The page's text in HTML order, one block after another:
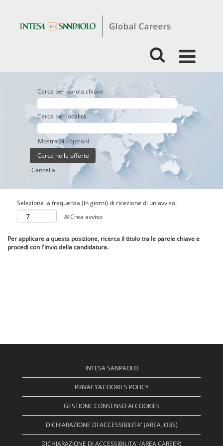
Cerca per parola chiave
Cerca per località
Mostra più opzioni
Cancella
Seleziona la frequenza (in giorni) di ricezione di un avviso:
Crea avviso
Per applicare a questa posizione, ricerca il titolo tra le parole chiave e
procedi con l'invio della candidatura.
INTESA SANPAOLO
PRIVACY&COOKIES POLICY
GESTIONE CONSENSO AI COOKIES
DICHIARAZIONE DI ACCESSIBILITA' (AREA JOBS)
DICHIARAZIONE DI ACCESSIBILITA' (AREA CAREER)